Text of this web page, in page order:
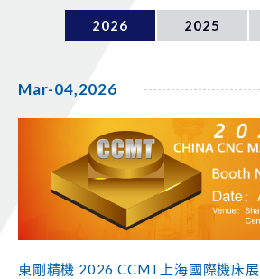
2026 2025
Mar-04,2026
東剛精機 2026 CCMT上海國際機床展